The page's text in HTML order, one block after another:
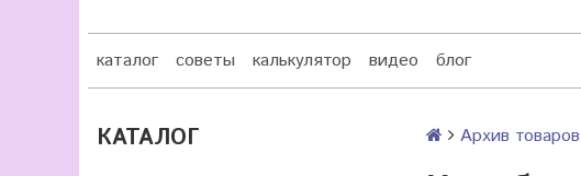
каталог советы калькулятор видео блог
КАТАЛОГ Архив товаров